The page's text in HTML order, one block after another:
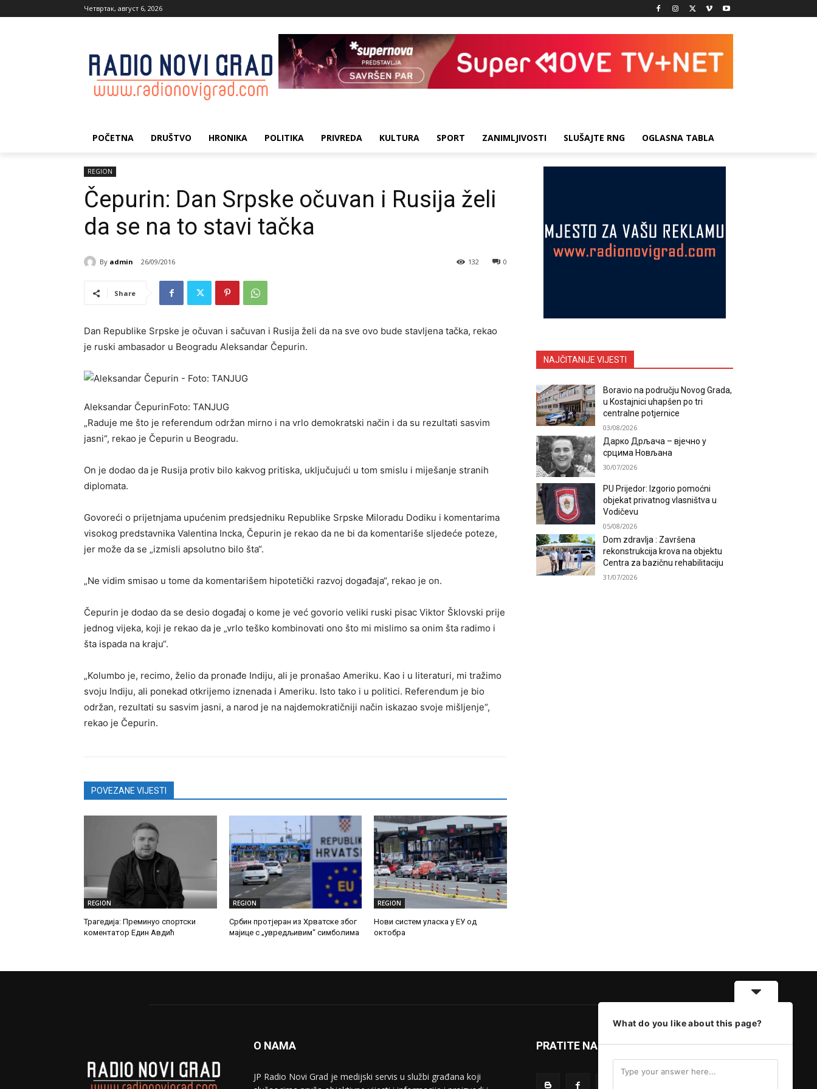
Четвртак, август 6, 2026
POČETNA DRUŠTVO HRONIKA POLITIKA PRIVREDA KULTURA SPORT ZANIMLJIVOSTI SLUŠAJTE RNG OGLASNA TABLA
REGION
Čepurin: Dan Srpske očuvan i Rusija želi
da se na to stavi tačka
By admin 26/09/2016 0
132
Share
Dan Republike Srpske je očuvan i sačuvan i Rusija želi da na sve ovo bude stavljena tačka, rekao
je ruski ambasador u Beogradu Aleksandar Čepurin.
Aleksandar ČepurinFoto: TANЈUG
„Raduje me što je referendum održan mirno i na vrlo demokratski način i da su rezultati sasvim
jasni“, rekao je Čepurin u Beogradu.
On je dodao da je Rusija protiv bilo kakvog pritiska, uključujući u tom smislu i miješanje stranih
diplomata.
Govoreći o prijetnjama upućenim predsjedniku Republike Srpske Miloradu Dodiku i komentarima
visokog predstavnika Valentina Incka, Čepurin je rekao da ne bi da komentariše sljedeće poteze,
jer može da se „izmisli apsolutno bilo šta“.
„Ne vidim smisao u tome da komentarišem hipotetički razvoj događaja“, rekao je on.
Čepurin je dodao da se desio događaj o kome je već govorio veliki ruski pisac Viktor Šklovski prije
jednog vijeka, koji je rekao da je „vrlo teško kombinovati ono što mi mislimo sa onim šta radimo i
šta ispada na kraju“.
„Kolumbo je, recimo, želio da pronađe Indiju, ali je pronašao Ameriku. Kao i u literaturi, mi tražimo
svoju Indiju, ali ponekad otkrijemo iznenada i Ameriku. Isto tako i u politici. Referendum je bio
održan, rezultati su sasvim jasni, a narod je na najdemokratičniji način iskazao svoje mišljenje“,
rekao je Čepurin.
POVEZANE VIJESTI
REGION
Трагедија: Преминуо спортски
коментатор Един Авдић
REGION
Србин протјеран из Хрватске због
мајице с „увредљивим“ симболима
REGION
Нови систем уласка у ЕУ од
октобра
NAJČITANIJE VIJESTI
Boravio na području Novog Grada,
u Kostajnici uhapšen po tri
centralne potjernice
03/08/2026
Дарко Дрљача – вјечно у
срцима Новљана
30/07/2026
PU Prijedor: Izgorio pomoćni
objekat privatnog vlasništva u
Vodičevu
05/08/2026
Dom zdravlja : Završena
rekonstrukcija krova na objektu
Centra za bazičnu rehabilitaciju
31/07/2026
O NAMA
JP Radio Novi Grad je medijski servis u službi građana koji
PRATITE NAS
What do you like about this page?